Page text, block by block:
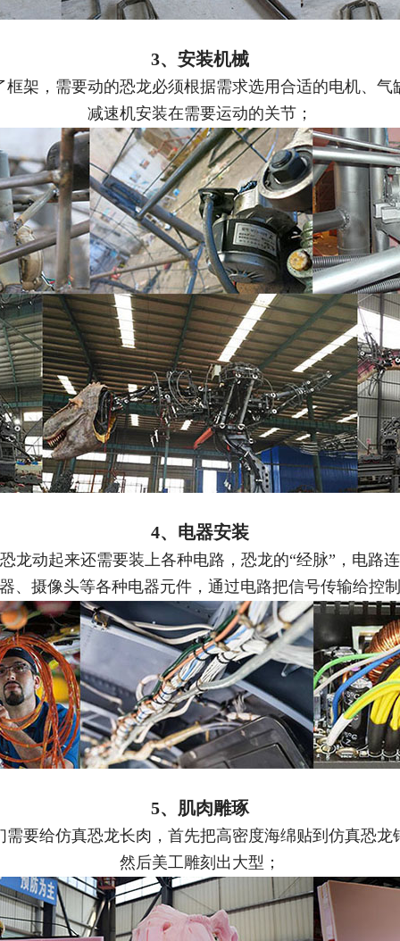
3、安装机械
框架，需要动的恐龙必须根据需求选用合适的电机、气
减速机安装在需要运动的关节；
4、电器安装
龙动起来还需要装上各种电路，恐龙的“经脉”， 电路
、摄像头等各种电器元件，通过电路把信号传输给控
5、肌肉雕琢
需要给仿真恐龙长肉，首先把高密度海绵贴到仿真恐龙
然后美工雕刻出大型；